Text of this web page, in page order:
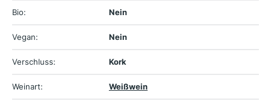
Bio: Nein
Vegan: Nein
Verschluss: Kork
Weinart: Weißwein